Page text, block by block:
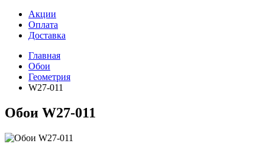
Акции
Оплата
Доставка
Главная
Обои
Геометрия
W27-011
Обои W27-011